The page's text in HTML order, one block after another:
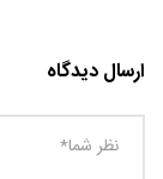
ارسال دیدگاه